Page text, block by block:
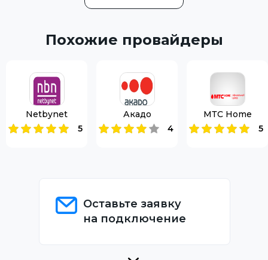
Похожие провайдеры
Netbynet
5
Акадо
4
МТС Home
5
Оставьте заявку
на подключение